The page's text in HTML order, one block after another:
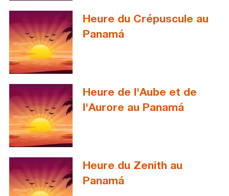
Heure du Crépuscule au
Panamá
Heure de l'Aube et de
l'Aurore au Panamá
Heure du Zenith au
Panamá